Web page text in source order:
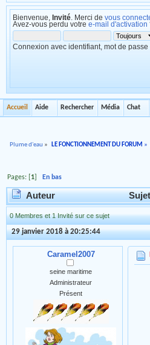
Bienvenue, Invité . Merci de vous
Avez-vous perdu votre e-mail d'activation
Connexion avec identifiant, mot de
Accueil Aide Rechercher Média Chat
Plume d'eau » LE FONCTIONNEMENT DU FORUM »
Pages: [ 1 En bas
Auteur
0 Membres et 1 Invité sur ce sujet
29 janvier 2018 à 20:25:44
Caramel2007
seine maritime
Administrateur
Présent